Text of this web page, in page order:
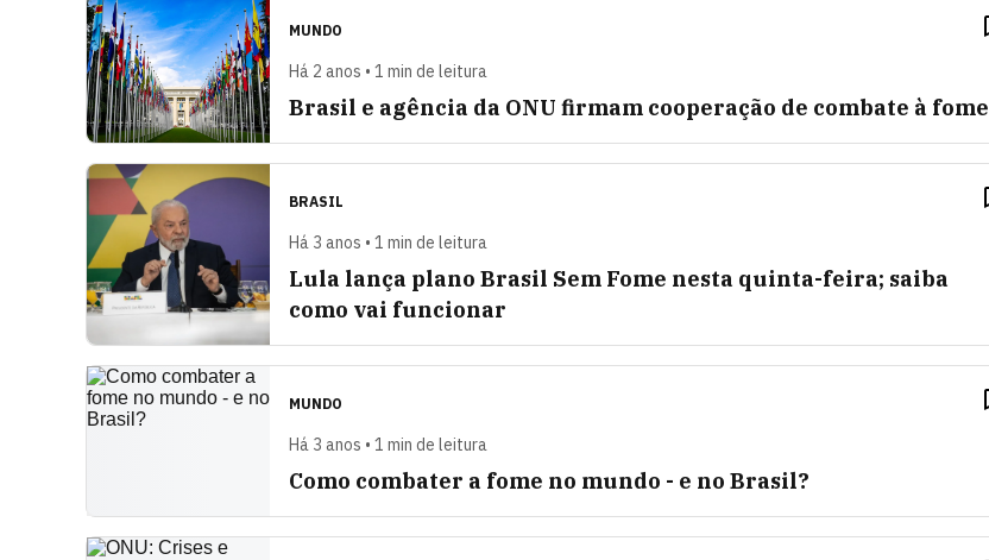
MUNDO
Há 2 anos • 1 min de leitura
Brasil e agência da ONU firmam cooperação de combate à fome
BRASIL
Há 3 anos • 1 min de leitura
Lula lança plano Brasil Sem Fome nesta quinta-feira; saiba
como vai funcionar
MUNDO
Há 3 anos • 1 min de leitura
Como combater a fome no mundo - e no Brasil?